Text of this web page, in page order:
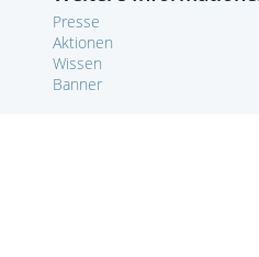
Presse
Aktionen
Wissen
Banner